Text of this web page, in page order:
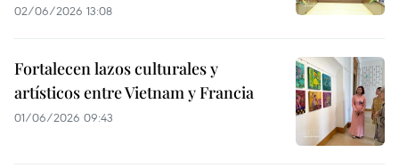
02/06/2026 13:08
Fortalecen lazos culturales y
artísticos entre Vietnam y Francia
01/06/2026 09:43